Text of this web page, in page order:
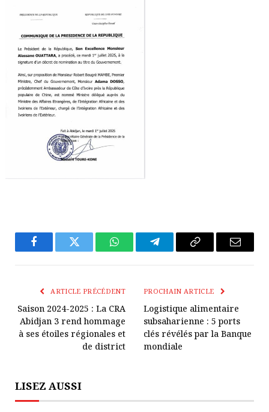
FacebookTwitter WhatsAppTélégrammeCopier
Lien
E-
ARTICLE PRÉCÉDENT
Saison 2024-2025 : La CRA
Abidjan 3 rend hommage
à ses étoiles régionales et
de district
PROCHAIN ARTICLE
Logistique alimentaire
subsaharienne : 5 ports
clés révélés par la Banque
mondiale
LISEZ AUSSI